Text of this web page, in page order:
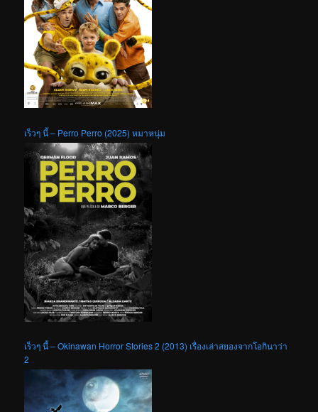
เร็วๆ นี้ – Perro Perro (2025) หมาหนุ่ม
เร็วๆ นี้ – Okinawan Horror Stories 2 (2013) เรื่องเล่าสยองจากโอกินาว่า
2